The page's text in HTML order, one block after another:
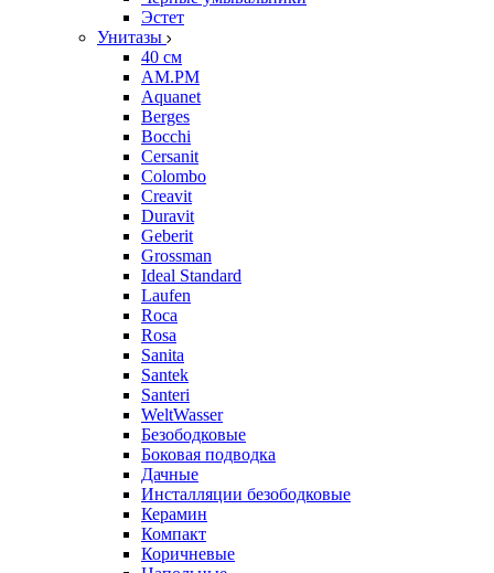
Эстет
Унитазы
40 см
AM.PM
Aquanet
Berges
Bocchi
Cersanit
Colombo
Creavit
Duravit
Geberit
Grossman
Ideal Standard
Laufen
Roca
Rosa
Sanita
Santek
Santeri
WeltWasser
Безободковые
Боковая подводка
Дачные
Инсталляции безободковые
Керамин
Компакт
Коричневые